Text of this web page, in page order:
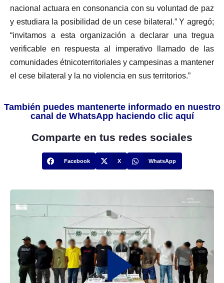
nacional actuara en consonancia con su voluntad de paz
y estudiara la posibilidad de un cese bilateral.” Y agregó;
“invitamos a esta organización a declarar una tregua
verificable en respuesta al imperativo llamado de las
comunidades étnicoterritoriales y campesinas a mantener
el cese bilateral y la no violencia en sus territorios.”
También puedes mantenerte informado en nuestro
canal de WhatsApp haciendo clic aquí
Comparte en tus redes sociales
Facebook X WhatsApp